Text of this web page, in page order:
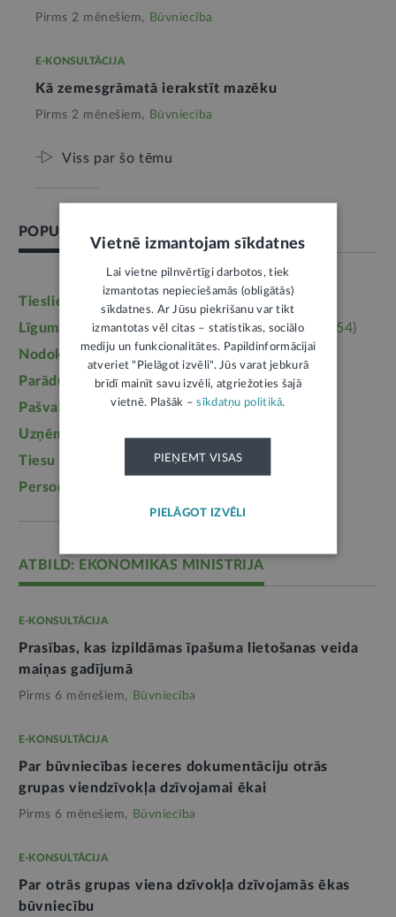
Pirms 2 mēnešiem, Būvniecība
E-KONSULTĀCIJA
Kā zemesgrāmatā ierakstīt mazēku
Pirms 2 mēnešiem, Būvniecība
Viss par šo tēmu
POPULĀRĀKĀS TĒMAS
Tieslietas (6246) Darba tiesības
(5764)
Līgumi, dokumenti (5364) Īpašumtiesības
(3954)
Nodokļi
(3710) Mājoklis(3142)
Parādu piedziņa(2558) Labklājība(2254)
Pašvaldības
(2217) Uzturlīdzekļi(1457)
Uzņēmējdarbība
Tiesu sistēma
(1099) Izglītība(1095)
Personas dati
ATBILD: EKONOMIKAS MINISTRIJA
E-KONSULTĀCIJA
Prasības, kas izpildāmas īpašuma lietošanas veida
maiņas gadījumā
Pirms 6 mēnešiem, Būvniecība
E-KONSULTĀCIJA
Par būvniecības ieceres dokumentāciju otrās
grupas viendzīvokļa dzīvojamai ēkai
Pirms 6 mēnešiem, Būvniecība
E-KONSULTĀCIJA
Par otrās grupas viena dzīvokļa dzīvojamās ēkas
būvniecību
Vietnē izmantojam sīkdatnes
Lai vietne pilnvērtīgi darbotos, tiek
izmantotas nepieciešamās (obligātās)
sīkdatnes. Ar Jūsu piekrišanu var tikt
izmantotas vēl citas – statistikas, sociālo
mediju un funkcionalitātes. Papildinformācijai
atveriet "Pielāgot izvēli". Jūs varat jebkurā
brīdī mainīt savu izvēli, atgriežoties šajā
vietnē. Plašāk –sīkdatņu politikā.
PIEŅEMT VISAS
PIELĀGOT IZVĒLI